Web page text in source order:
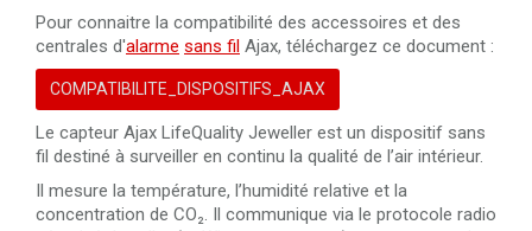
Pour connaitre la compatibilité des accessoires et des
centrales d'alarme sans fil Ajax, téléchargez ce document :
COMPATIBILITE_DISPOSITIFS_AJAX
Le capteur Ajax LifeQuality Jeweller est un dispositif sans
fil destiné à surveiller en continu la qualité de l’air intérieur.
Il mesure la température, l’humidité relative et la
concentration de CO₂. Il communique via le protocole radio